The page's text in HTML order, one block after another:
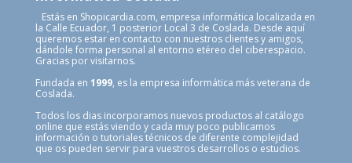
Estás en Shopicardia.com, empresa informática localizada en
la Calle Ecuador, 1 posterior Local 3 de Coslada. Desde aquí
queremos estar en contacto con nuestros clientes y amigos,
dándole forma personal al entorno etéreo del ciberespacio.
Gracias por visitarnos.
Fundada en 1999, es la empresa informática más veterana de
Coslada.
Todos los dias incorporamos nuevos productos al catálogo
online que estás viendo y cada muy poco publicamos
información o tutoriales técnicos de diferente complejidad
que os pueden servir para vuestros desarrollos o estudios.